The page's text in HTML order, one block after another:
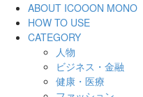
ABOUT ICOOON MONO
HOW TO USE
CATEGORY
人物
ビジネス・金融
健康・医療